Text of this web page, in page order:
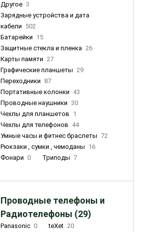
Другое 3
Зарядные устройства и дата
кабели 502
Батарейки 15
Защитные стекла и пленка 26
Карты памяти 27
Графические планшеты 29
Переходники 87
Портативные колонки 43
Проводные наушники 30
Чехлы для планшетов 1
Чехлы для телефонов 44
Умные часы и фитнес браслеты 72
Рюкзаки , сумки , чемоданы 16
Фонари 0 Триподы 7
Проводные телефоны и
Радиотелефоны (29)
Panasonic 0 teXet 20